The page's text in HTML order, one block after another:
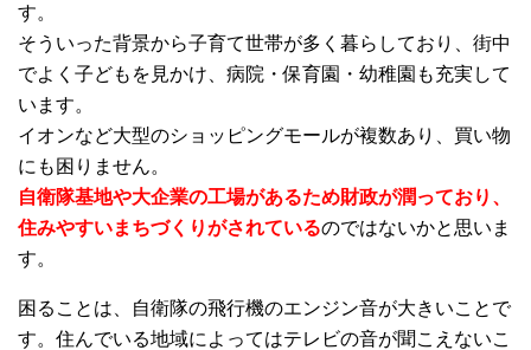
す。
そういった背景から子育て世帯が多く暮らしており、街中
でよく子どもを見かけ、病院・保育園・幼稚園も充実して
います。
イオンなど大型のショッピングモールが複数あり、買い物
にも困りません。
自衛隊基地や大企業の工場があるため財政が潤っており、
住みやすいまちづくりがされているのではないかと思いま
す。
困ることは、自衛隊の飛行機のエンジン音が大きいことで
す。住んでいる地域によってはテレビの音が聞こえないこ